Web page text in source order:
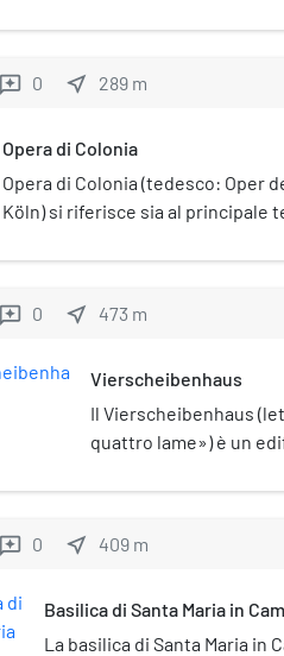
neomoresco, fu incendiata
Sull'area sorge adesso il
reviews 0 near_me 289 m
Opera di Colonia
Opera di Colonia (tedesco: Oper
Köln) si riferisce sia al principale
reviews 0 near_me 473 m
Vierscheibenhaus
Il Vierscheibenhaus
quattro lame») è un
denominazione
lame») di Düsseldorf,
del miracolo
reviews 0 near_me 409 m
Basilica di Santa Maria in
La basilica di Santa Maria in